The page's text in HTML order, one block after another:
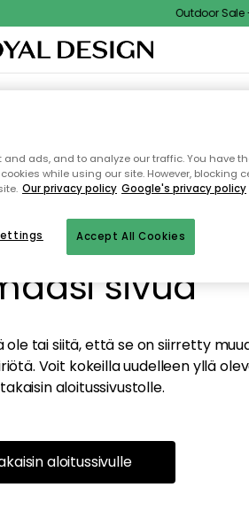
Outdoor Sale -
MATOTKEITTIÖSÄILYTYSULKOKALUSTEET
sivua
ole tai siitä, että se on siirretty
Voit kokeilla uudelleen yllä
aloitussivustolle.
aloitussivulle
ads, and to analyze our traffic. You have
while using our site. However, blocking
Our privacy policy Google's privacy policy
Accept All Cookies